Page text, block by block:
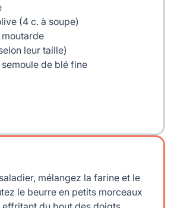
(4 c. à soupe)
leur taille)
de blé fine
mélangez la farine et le
le beurre en petits morceaux